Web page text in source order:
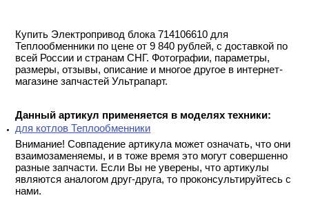
Купить Электропривод блока 714106610 для
Теплообменники по цене от 9 840 рублей, с доставкой по
всей России и странам СНГ. Фотографии, параметры,
размеры, отзывы, описание и многое другое в интернет-
магазине запчастей Ультрапарт.
Данный артикул применяется в моделях техники:
для котлов Теплообменники
Внимание! Совпадение артикула может означать, что они
взаимозаменяемы, и в тоже время это могут совершенно
разные запчасти. Если Вы не уверены, что артикулы
являются аналогом друг-друга, то проконсультируйтесь с
нами.